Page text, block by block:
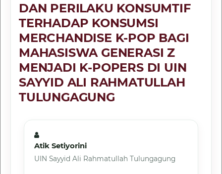
DAN PERILAKU KONSUMTIF
TERHADAP KONSUMSI
MERCHANDISE K-POP BAGI
MAHASISWA GENERASI Z
MENJADI K-POPERS DI UIN
SAYYID ALI RAHMATULLAH
TULUNGAGUNG
Atik Setiyorini
UIN Sayyid Ali Rahmatullah Tulungagung